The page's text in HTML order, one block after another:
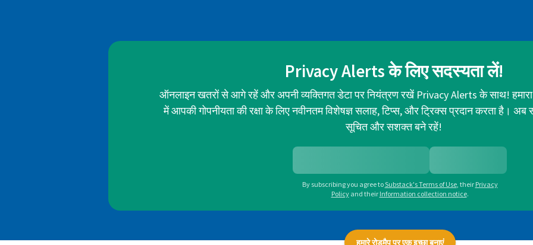
Privacy Alerts के लिए सदस्यता लें!
ऑनलाइन खतरों से आगे रहें और अपनी व्यक्तिगत डेटा पर नियंत्रण रखें Privacy Alerts के साथ!
में आपकी गोपनीयता की रक्षा के लिए नवीनतम विशेषज्ञ सलाह, टिप्स, और ट्रिक्स प्रदान करता है।
सूचित और सशक्त बने रहें!
By subscribing you agree toSubstack's Terms of Use, their Privacy
Policy and their Information collection notice.
हमारे रोडमैप पर एक इच्छा बनाएं